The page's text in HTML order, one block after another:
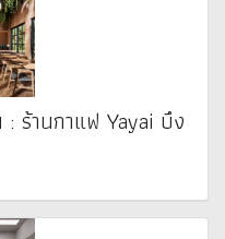
ร้านกาแฟ Yayai บึง